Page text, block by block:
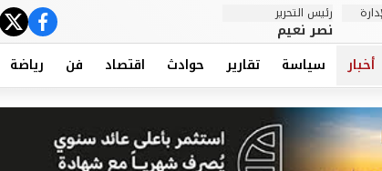
رئيس التحرير
نصر نعيم
أخبار سياسة تقارير حوادث اقتصاد فن رياضة